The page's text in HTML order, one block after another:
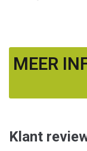
MEER
Klant